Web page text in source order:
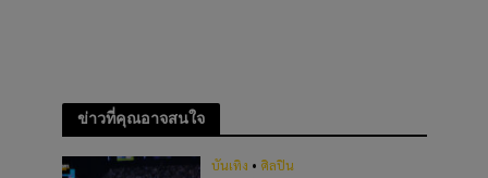
ข่าวที่คุณอาจสนใจ
บันเทิง • ศิลปิน